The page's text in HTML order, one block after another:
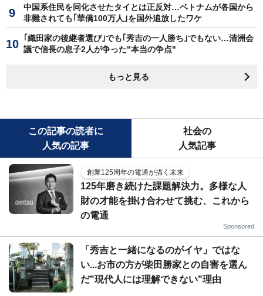
中国系住民を同化させたタイとは正反対…ベトナムが各国から
非難されても｢華僑100万人｣を国外追放したワケ
｢織田家の後継者選び｣でも｢秀吉の一人勝ち｣でもない…清洲会
議で信長の息子2人が争った"本当の争点"
もっと見る
この記事の読者に
人気の記事
社会の
人気記事
創業125周年の電通が描く未来
125年磨き続けた課題解決力。多様な人
財の才能を掛け合わせて挑む、これから
の電通
Sponsored
「秀吉と一緒になるのがイヤ」ではな
い...お市の方が柴田勝家との自害を選ん
だ"現代人には理解できない"理由